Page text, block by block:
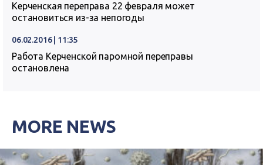
Керченская переправа 22 февраля может
остановиться из-за непогоды
06.02.2016 | 11:35
Работа Керченской паромной переправы
остановлена
MORE NEWS